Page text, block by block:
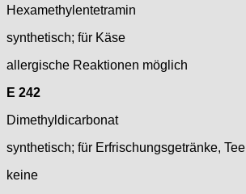
Hexamethylentetramin
synthetisch; für Käse
allergische Reaktionen möglich
E 242
Dimethyldicarbonat
synthetisch; für Erfrischungsgetränke, Tee
keine